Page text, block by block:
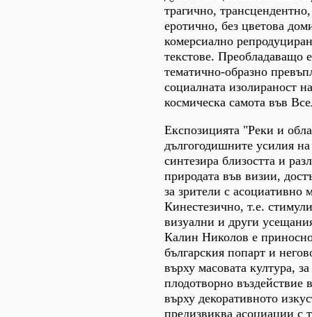
трагично,
еротично, без цветова
комерсиално
текстове. Преобладаващо
тематично-образно
социалната изолираност
космическа самота във
Експозицията "Реки и
дългогодишните усилия
синтезира близостта и
природата във визии,
за зрители с асоциативно
Кинестезично, т.е.
визуални и други
Калин Николов е
българския попарт и
върху масовата култура,
плодотворно въздействие
върху декоративното
предизвиква асоциации с